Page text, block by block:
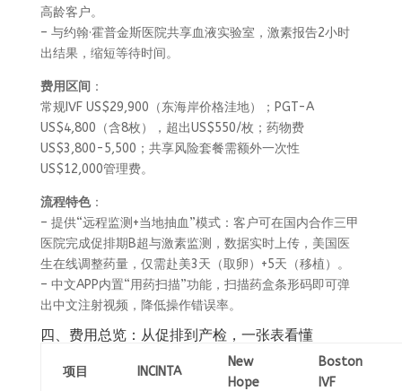
高龄客户。
– 与约翰·霍普金斯医院共享血液实验室，激素报告2小时
出结果，缩短等待时间。
费用区间 ：
常规IVF US$29,900（东海岸价格洼地）；PGT-A
US$4,800（含8枚），超出US$550/枚；药物费
US$3,800-5,500；共享风险套餐需额外一次性
US$12,000管理费。
流程特色：
– 提供“远程监测+当地抽血”模式：客户可在国内合作三甲
医院完成促排期B超与激素监测，数据实时上传，美国医
生在线调整药量，仅需赴美3天（取卵）+5天（移植）。
– 中文APP内置“用药扫描”功能，扫描药盒条形码即可弹
出中文注射视频，降低操作错误率。
四、费用总览：从促排到产检，一张表看懂
项目 INCINTA
New
Hope
Boston
IVF